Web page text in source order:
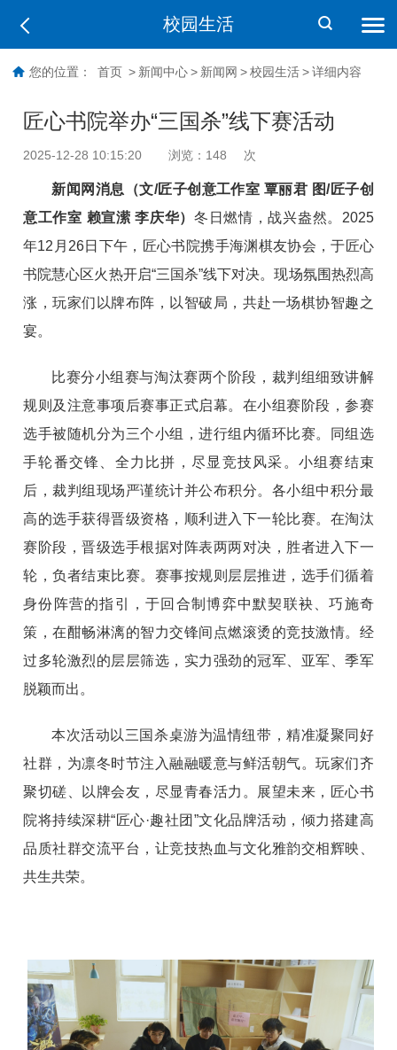
校园生活
您的位置： 首页 > 新闻中心 > 新闻网 > 校园生活 > 详细内容
匠心书院举办“三国杀”线下赛活动
2025-12-28 10:15:20 浏览： 148 次
新闻网消息（文/匠子创意工作室 覃丽君 图/匠子创
意工作室 赖宣潆 李庆华）冬日燃情，战兴盎然。2025
年12月26日下午，匠心书院携手海渊棋友协会，于匠心
书院慧心区火热开启“三国杀”线下对决。现场氛围热烈高
涨，玩家们以牌布阵，以智破局，共赴一场棋协智趣之
宴。
比赛分小组赛与淘汰赛两个阶段，裁判组细致讲解
规则及注意事项后赛事正式启幕。在小组赛阶段，参赛
选手被随机分为三个小组，进行组内循环比赛。同组选
手轮番交锋、全力比拼，尽显竞技风采。小组赛结束
后，裁判组现场严谨统计并公布积分。各小组中积分最
高的选手获得晋级资格，顺利进入下一轮比赛。在淘汰
赛阶段，晋级选手根据对阵表两两对决，胜者进入下一
轮，负者结束比赛。赛事按规则层层推进，选手们循着
身份阵营的指引，于回合制博弈中默契联袂、巧施奇
策，在酣畅淋漓的智力交锋间点燃滚烫的竞技激情。经
过多轮激烈的层层筛选，实力强劲的冠军、亚军、季军
脱颖而出。
本次活动以三国杀桌游为温情纽带，精准凝聚同好
社群，为凛冬时节注入融融暖意与鲜活朝气。玩家们齐
聚切磋、以牌会友，尽显青春活力。展望未来，匠心书
院将持续深耕“匠心·趣社团”文化品牌活动，倾力搭建高
品质社群交流平台，让竞技热血与文化雅韵交相辉映、
共生共荣。